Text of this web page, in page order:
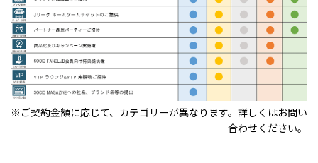
※ご契約金額に応じて、カテゴリーが異なります。詳しくはお問い
合わせください。